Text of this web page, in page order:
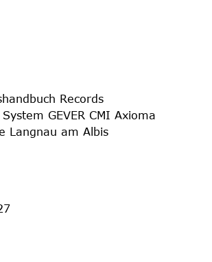
Records
GEVER CMI Axioma
Langnau am Albis